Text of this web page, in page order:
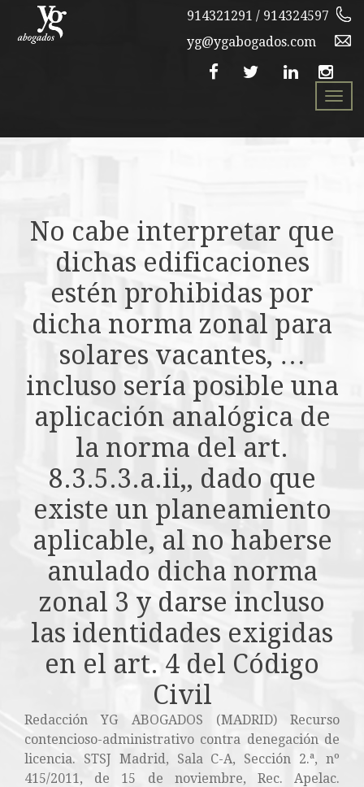
914321291 / 914324597
yg@ygabogados.com
No cabe interpretar que
dichas edificaciones
estén prohibidas por
dicha norma zonal para
solares vacantes, …
incluso sería posible una
aplicación analógica de
la norma del art.
8.3.5.3.a.ii,, dado que
existe un planeamiento
aplicable, al no haberse
anulado dicha norma
zonal 3 y darse incluso
las identidades exigidas
en el art. 4 del Código
Civil
Redacción YG ABOGADOS (MADRID) Recurso
contencioso-administrativo contra denegación de
licencia. STSJ Madrid, Sala C-A, Sección 2.ª, nº
415/2011, de 15 de noviembre, Rec. Apelac.